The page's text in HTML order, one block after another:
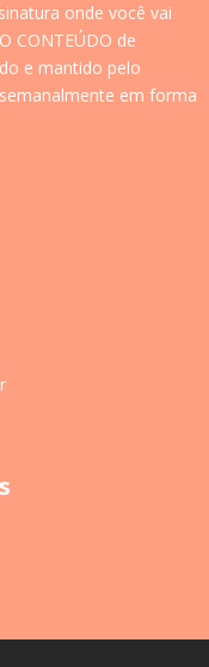
onde você vai
CONTEÚDO de
e mantido pelo
em forma